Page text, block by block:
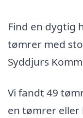
Find en dygtig
tømrer med
Syddjurs
Vi fandt 49
en tømrer